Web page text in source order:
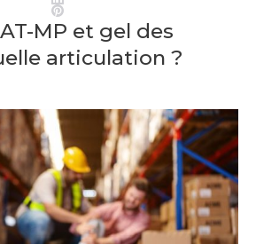
Pinterest
MP et gel des
articulation ?